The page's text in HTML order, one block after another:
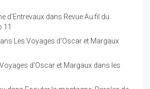
d'Entrevaux dans Revue Au fil du
11
Les Voyages d'Oscar et Margaux
d'Oscar et Margaux dans les